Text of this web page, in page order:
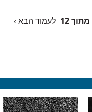
לעמוד הבא ›